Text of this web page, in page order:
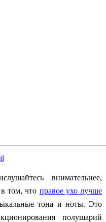
внимательнее,
том, что правое ухо лучше
тона и ноты. Это
полушарий